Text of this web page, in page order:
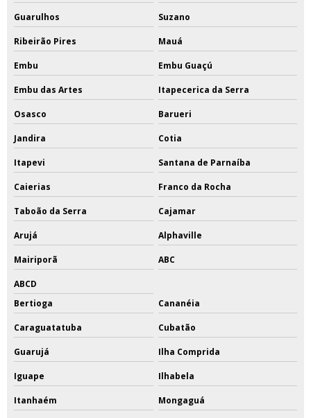
Guarulhos Suzano
Ribeirão Pires Mauá
Embu Embu Guaçú
Embu das Artes Itapecerica da Serra
Osasco Barueri
Jandira Cotia
Itapevi Santana de Parnaíba
Caierias Franco da Rocha
Taboão da Serra Cajamar
Arujá Alphaville
Mairiporã ABC
ABCD
Bertioga
Cananéia
Caraguatatuba Cubatão
Guarujá Ilha Comprida
Iguape Ilhabela
Itanhaém Mongaguá